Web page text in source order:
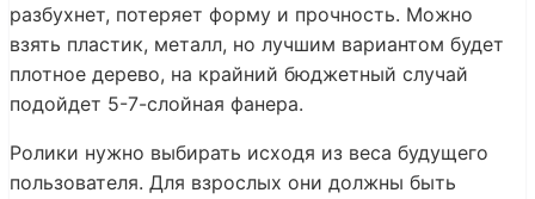
разбухнет, потеряет форму и прочность. Можно
взять пластик, металл, но лучшим вариантом будет
плотное дерево, на крайний бюджетный случай
подойдет 5-7-слойная фанера.
Ролики нужно выбирать исходя из веса будущего
пользователя. Для взрослых они должны быть